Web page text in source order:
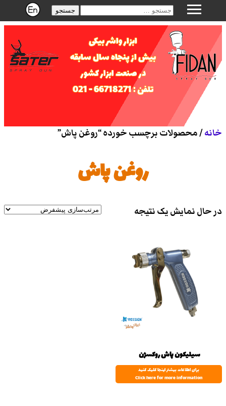
جستجو
ابزار واشر بیکی
بیش از پنجاه سال سابقه
در صنعت ابزار کشور
تلفن : 66718271 - 021
خانه/ محصولات برچسب خورده “روغن پاش”
روغن پاش
در حال نمایش یک نتیجه
سیلیکون پاش روکسژن
برای اطلاعات بیشتر اینجا کلیک کنید
Click here for more information